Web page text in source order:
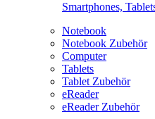
Smartphones,
Notebook
Notebook Zubehör
Computer
Tablets
Tablet Zubehör
eReader
eReader Zubehör